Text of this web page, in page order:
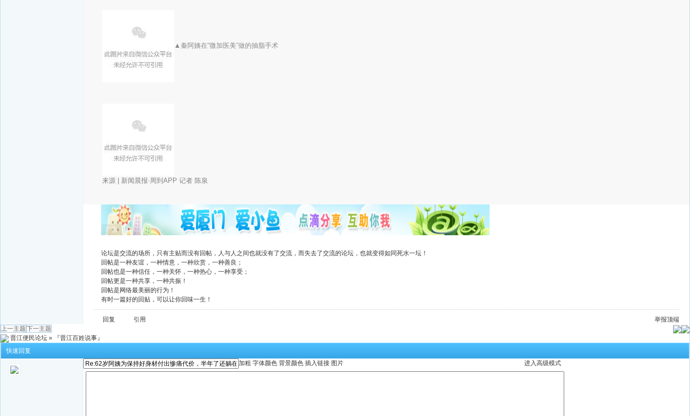
▲秦阿姨在“微加医美”做的抽脂手术
来源 | 新闻晨报·周到APP 记者 陈泉
广告
论坛是交流的场所，只有主贴而没有回帖，人与人之间也就没有了交流，而失去了交流的论坛，也就变得如同死水一坛！
回帖是一种友谊，一种情意，一种欣赏，一种善良；
回帖也是一种信任，一种关怀，一种热心，一种享受；
回帖更是一种共享，一种共振！
回帖是网络最美丽的行为！
有时一篇好的回贴，可以让你回味一生！
回复 引用 举报顶端
上一主题 下一主题
晋江便民论坛 »
『晋江百姓说事』
快速回复
进入高级模式
加粗 字体颜色 背景颜色 插入链接 图片